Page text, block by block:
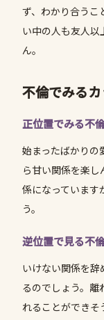
ず、わかり合うこ
い中の人も友人
ん。
不倫でみる
正位置でみる不
始まったばかりの
ら甘い関係を楽
係になっています
う。
逆位置で見る不
いけない関係を辞
るのでしょう。
れることができそ